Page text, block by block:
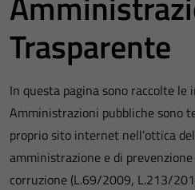
Trasparente
In questa pagina sono raccolte le
Amministrazioni pubbliche sono
proprio sito internet nell’ottica
amministrazione e di
corruzione (L.69/2009, L.213/